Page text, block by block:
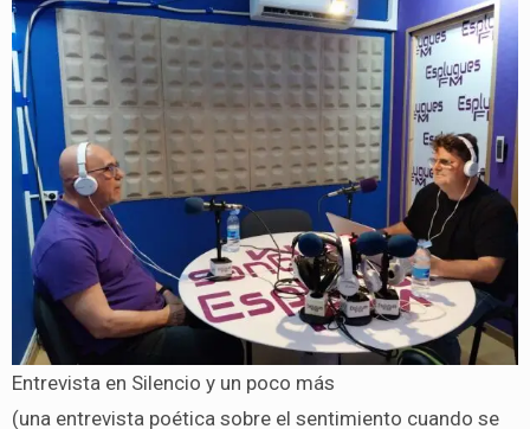
Entrevista en Silencio y un poco más
(una entrevista poética sobre el sentimiento cuando se